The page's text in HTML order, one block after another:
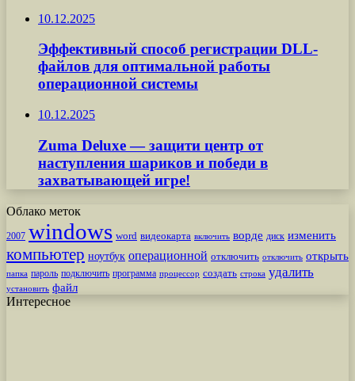
10.12.2025
Эффективный способ регистрации DLL-
файлов для оптимальной работы
операционной системы
10.12.2025
Zuma Deluxe — защити центр от
наступления шариков и победи в
захватывающей игре!
Облако меток
2007 windows word видеокарта включить ворде диск изменить
компьютер ноутбук операционной отключить отключить открыть
папка пароль подключить программа процессор создать строка удалить
установить файл
Интересное